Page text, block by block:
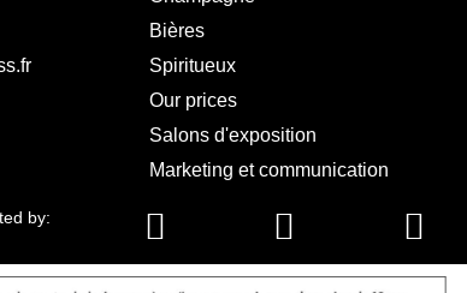
Bières
Spiritueux
Our prices
Salons d'exposition
Marketing et communication
by: